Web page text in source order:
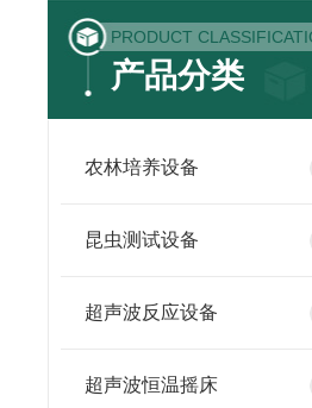
PRODUCT
产品分类
农林培养设备
昆虫测试设备
超声波反应设备
超声波恒温摇床